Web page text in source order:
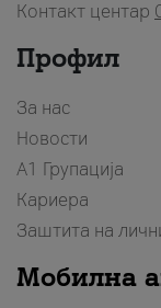
Контакт центар
Профил
За нас
Новости
А1 Групација
Кариера
Заштита на
Мобилна